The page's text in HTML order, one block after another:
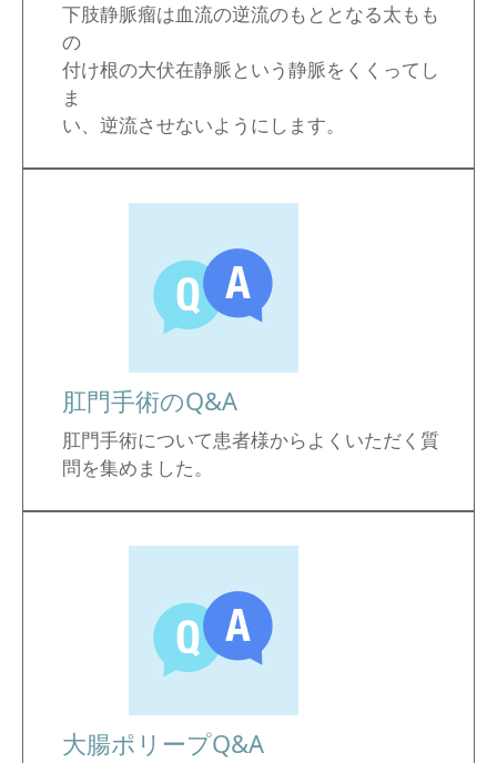
下肢静脈瘤は血流の逆流のもととなる太もも
の
付け根の大伏在静脈という静脈をくくってし
ま
い、逆流させないようにします。
肛門手術のQ&A
肛門手術について患者様からよくいただく質
問を集めました。
大腸ポリープQ&A